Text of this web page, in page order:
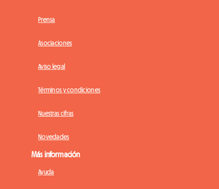
Prensa
Asociaciones
Aviso legal
Términos y condiciones
Nuestras cifras
Novedades
Más información
Ayuda